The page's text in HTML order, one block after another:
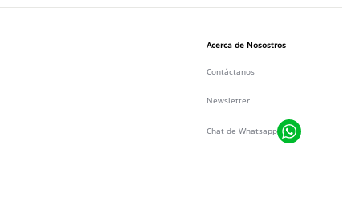
Acerca de Nosostros
Contáctanos
Newsletter
Chat de Whatsapp